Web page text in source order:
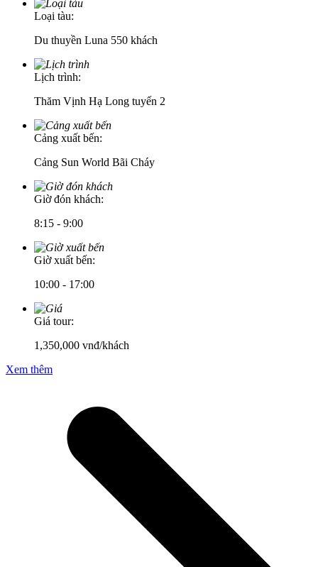
Loại tàu:
Du thuyền Luna 550 khách
Lịch trình:
Thăm Vịnh Hạ Long tuyến 2
Cảng xuất bến:
Cảng Sun World Bãi Cháy
Giờ đón khách:
8:15 - 9:00
Giờ xuất bến:
10:00 - 17:00
Giá tour:
1,350,000 vnđ/khách
Xem thêm